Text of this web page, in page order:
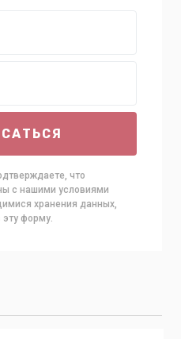
что
с нашими условиями
хранения данных,
эту форму.